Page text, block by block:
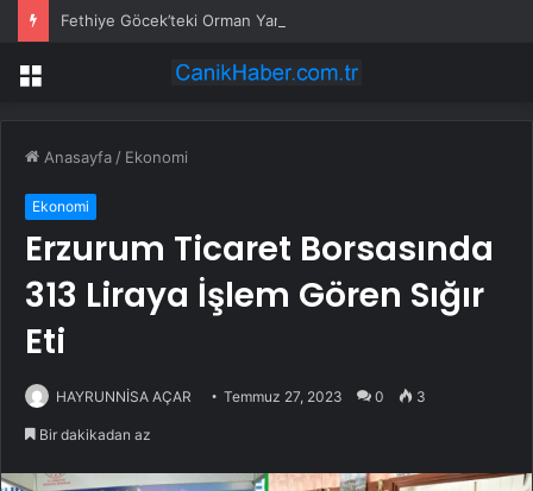
Menü
Anasayfa / Ekonomi
Ekonomi
Erzurum Ticaret Borsasında
313 Liraya İşlem Gören Sığır
Eti
HAYRUNNİSA AÇAR Temmuz 27, 2023 0 3
Bir dakikadan az